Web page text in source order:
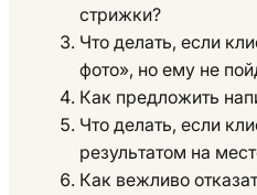
стрижки?
Что делать, если
фото», но ему не
Как предложить
Что делать, если
результатом на
Как вежливо